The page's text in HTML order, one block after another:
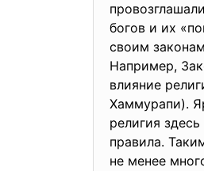
богов и их
своим
Например,
влияние
Хаммурапи).
религия
правила.
не менее